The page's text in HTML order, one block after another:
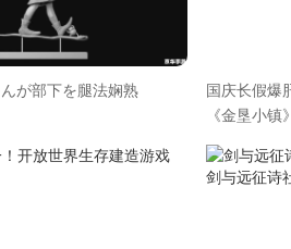
が部下を腿法娴熟
国庆长假爆
《金垦小镇